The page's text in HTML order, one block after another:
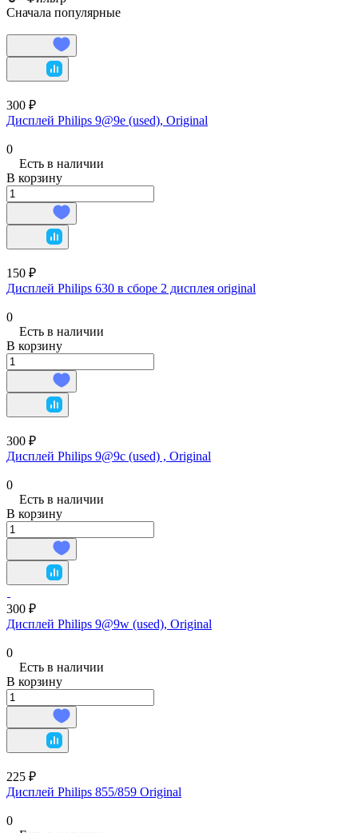
Сначала популярные
300 ₽
Дисплей Philips 9@9e (used), Original
0
Есть в наличии
В корзину
150 ₽
Дисплей Philips 630 в сборе 2 дисплея original
0
Есть в наличии
В корзину
300 ₽
Дисплей Philips 9@9c (used) , Original
0
Есть в наличии
В корзину
300 ₽
Дисплей Philips 9@9w (used), Original
0
Есть в наличии
В корзину
225 ₽
Дисплей Philips 855/859 Original
0